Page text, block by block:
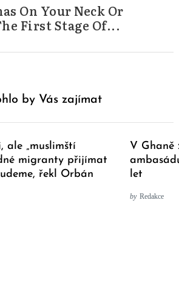
On Your Neck Or
First Stage Of...
by Vás zajímat
ale „muslimští
migranty přijímat
řekl Orbán
V Ghaně
let
by Redakce